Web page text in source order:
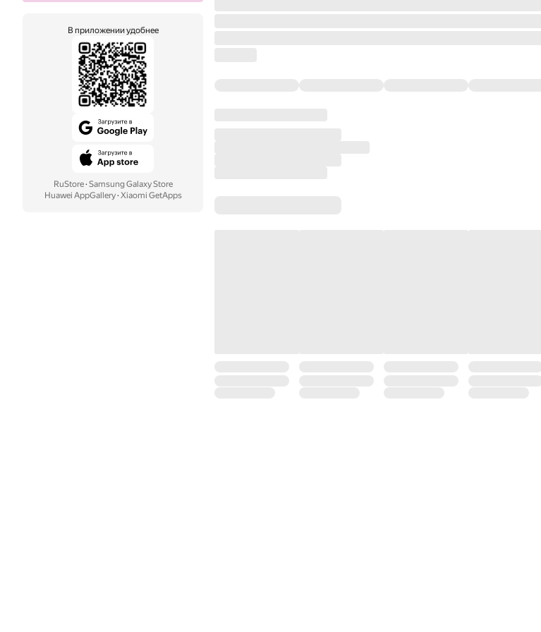
В приложении удобнее
RuStore· Samsung Galaxy Store
Huawei AppGallery· Xiaomi GetApps